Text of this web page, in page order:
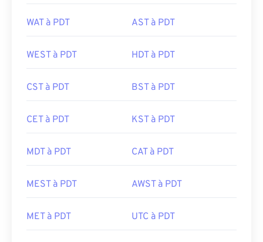
WAT à PDT AST à PDT
WEST à PDT HDT à PDT
CST à PDT BST à PDT
CET à PDT KST à PDT
MDT à PDT CAT à PDT
MEST à PDT AWST à PDT
MET à PDT UTC à PDT